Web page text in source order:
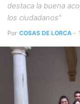
destaca la buena
los ciudadanos"
Por COSAS DE LORCA -